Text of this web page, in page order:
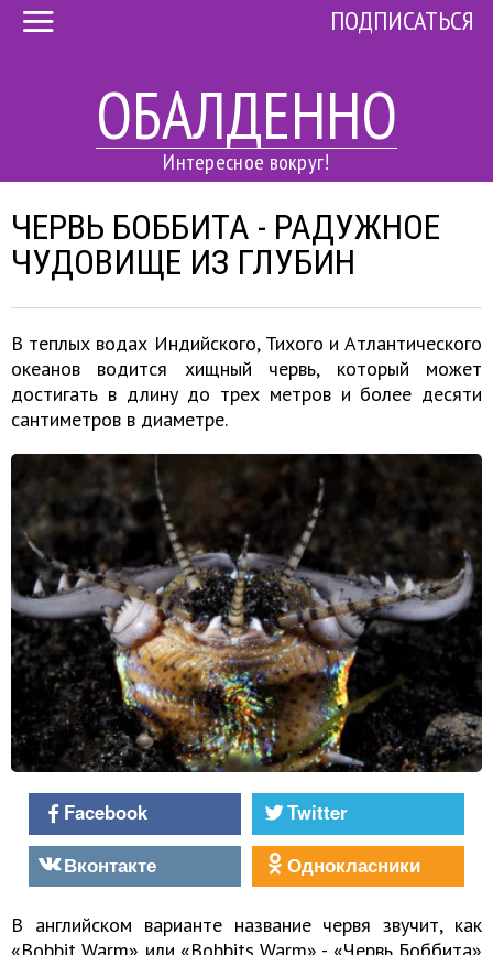
ОБАЛДЕННО
Интересное вокруг!
ПОДПИСАТЬСЯ
ЧЕРВЬ БОББИТА - РАДУЖНОЕ
ЧУДОВИЩЕ ИЗ ГЛУБИН
В теплых водах Индийского, Тихого и Атлантического
океанов водится хищный червь, который может
достигать в длину до трех метров и более десяти
сантиметров в диаметре.
Facebook
Twitter
Вконтакте
Однокласники
В английском варианте название червя звучит, как
«Bobbit Warm» или «Bobbits Warm» - «Червь Боббита»